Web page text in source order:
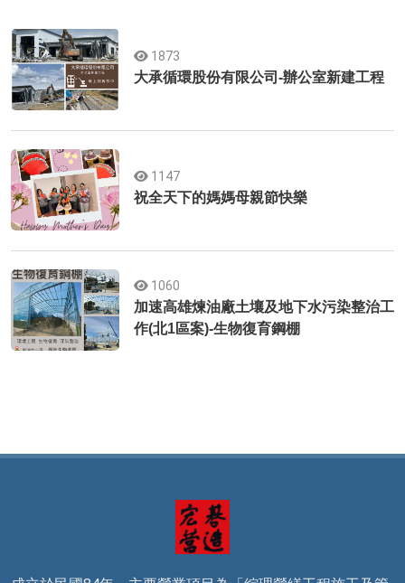
1873
大承循環股份有限公司-辦公室新建工程
1147
祝全天下的媽媽母親節快樂
1060
加速高雄煉油廠土壤及地下水污染整治工
作(北1區案)-生物復育鋼棚